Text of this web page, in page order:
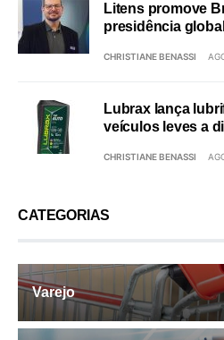
Litens promove
presidência global
CHRISTIANE BENASSI
Lubrax lança
veículos leves a
CHRISTIANE BENASSI
CATEGORIAS
Varejo